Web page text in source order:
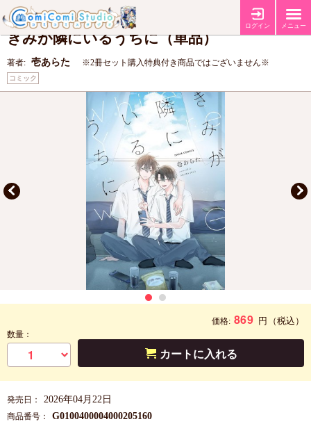
ログイン メニュー
特典 【コミコミ特典ペーパー】
きみが隣にいるうちに（単品）
著者: 壱あらた ※2冊セット購入特典付き商品ではございません※
コミック
価格: 869 円 （税込）
数量：
カートに入れる
発売日： 2026年04月22日
商品番号： G0100400004000205160